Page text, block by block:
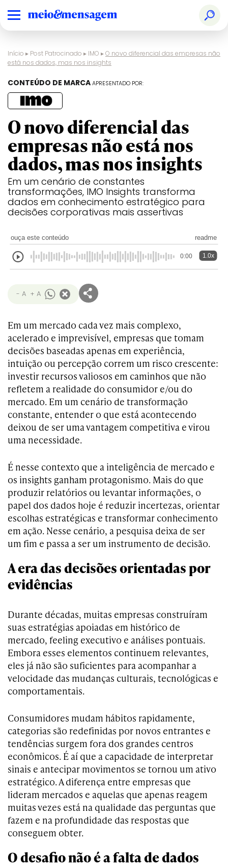
Início ▸ Post Patrocinado ▸ IMO ▸O novo diferencial das empresas não
está nos dados, mas nos insights
CONTEÚDO DE MARCAAPRESENTADO POR:
O novo diferencial das
empresas não está nos
dados, mas nos insights
Em um cenário de constantes
transformações, IMO Insights transforma
dados em conhecimento estratégico para
decisões corporativas mais assertivas
ouça este conteúdo readme
0:00 1.0x
- A + A
Em um mercado cada vez mais complexo,
acelerado e imprevisível, empresas que tomam
decisões baseadas apenas em experiência,
intuição ou percepção correm um risco crescente:
investir recursos valiosos em caminhos que não
refletem a realidade do consumidor e/ou do
mercado. Em um cenário de transformação
constante, entender o que está acontecendo
deixou de ser uma vantagem competitiva e virou
uma necessidade.
É nesse contexto que a inteligência de mercado e
os insights ganham protagonismo. Mais do que
produzir relatórios ou levantar informações, o
papel dos dados hoje é reduzir incertezas, orientar
escolhas estratégicas e transformar conhecimento
em ação. Nesse cenário, a pesquisa deixa de ser
um fim e passa a ser um instrumento de decisão.
A era das decisões orientadas por
evidências
Durante décadas, muitas empresas construíram
suas estratégias apoiadas em histórico de
mercado, feeling executivo e análises pontuais.
Embora esses elementos continuem relevantes,
eles já não são suficientes para acompanhar a
velocidade das mudanças culturais, tecnológicas e
comportamentais.
Consumidores mudam hábitos rapidamente,
categorias são redefinidas por novos entrantes e
tendências surgem fora dos grandes centros
econômicos. É aí que a capacidade de interpretar
sinais e antecipar movimentos se tornou um ativo
estratégico. A diferença entre empresas que
lideram mercados e aquelas que apenas reagem
muitas vezes está na qualidade das perguntas que
fazem e na profundidade das respostas que
conseguem obter.
O desafio não é a falta de dados